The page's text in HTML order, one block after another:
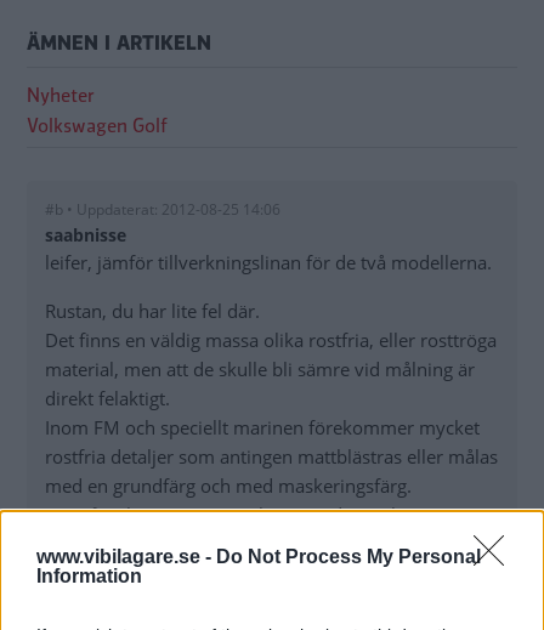
www.vibilagare.se - Do Not Process My Personal
Information
ÄMNEN I ARTIKELN
Nyheter
Volkswagen Golf
#b • Uppdaterat: 2012-08-25 14:06
saabnisse
leifer, jämför tillverkningslinan för de två modellerna.
Rustan, du har lite fel där.
Det finns en väldig massa olika rostfria, eller rosttröga
material, men att de skulle bli sämre vid målning är
direkt felaktigt.
Inom FM och speciellt marinen förekommer mycket
rostfria detaljer som antingen mattblästras eller målas
med en grundfärg och med maskeringsfärg.
Det påverkar inte materialets grundegenskaper.
Inte heller hack eller märken om de inte orsakas av ett
järn eller stålföremål som kan orsaka begränsad